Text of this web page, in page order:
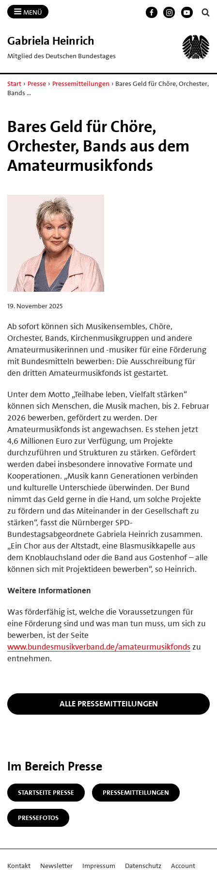
MENÜ
Gabriela Heinrich
Mitglied des Deutschen Bundestages
Start › Presse › Pressemitteilungen › Bares Geld für Chöre, Orchester,
Bands …
Bares Geld für Chöre,
Orchester, Bands aus dem
Amateurmusikfonds
19. November 2025
Ab sofort können sich Musikensembles, Chöre,
Orchester, Bands, Kirchenmusikgruppen und andere
Amateur­musikerinnen und -musiker für eine Förderung
mit Bundesmitteln bewerben: Die Ausschreibung für
den dritten Amateurmusikfonds ist gestartet.
Unter dem Motto „Teilhabe leben, Vielfalt stärken“
können sich Menschen, die Musik machen, bis 2. Februar
2026 bewerben, gefördert zu werden. Der
Amateurmusikfonds ist angewachsen. Es stehen jetzt
4,6 Millionen Euro zur Verfügung, um Projekte
durchzuführen und Strukturen zu stärken. Gefördert
werden dabei insbesondere innovative Formate und
Kooperationen. „Musik kann Generationen verbinden
und kulturelle Unterschiede überwinden. Der Bund
nimmt das Geld gerne in die Hand, um solche Projekte
zu fördern und das Miteinander in der Gesellschaft zu
stärken“, fasst die Nürnberger SPD-
Bundestagsabgeordnete Gabriela Heinrich zusammen.
„Ein Chor aus der Altstadt, eine Blasmusik­kapelle aus
dem Knoblauchsland oder die Band aus Gostenhof – alle
können sich mit Projektideen bewerben“, so Heinrich.
Weitere Informationen
Was förderfähig ist, welche die Voraussetzungen für
eine Förderung sind und was man tun muss, um sich zu
bewerben, ist der Seite
www.bundesmusikverband.de/amateurmusikfondszu
entnehmen.
ALLE PRESSEMITTEILUNGEN
Im Bereich Presse
STARTSEITE PRESSE PRESSEMITTEILUNGEN
PRESSEFOTOS
Kontakt Newsletter Impressum Datenschutz Account